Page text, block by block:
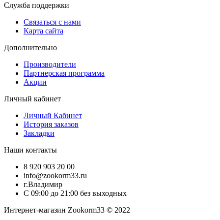
Служба поддержки
Связаться с нами
Карта сайта
Дополнительно
Производители
Партнерская программа
Акции
Личный кабинет
Личный Кабинет
История заказов
Закладки
Наши контакты
8 920 903 20 00
info@zookorm33.ru
г.Владимир
С 09:00 до 21:00 без выходных
Интернет-магазин Zookorm33 © 2022